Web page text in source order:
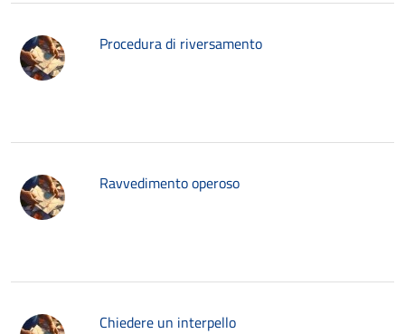
Procedura di riversamento
Ravvedimento operoso
Chiedere un interpello